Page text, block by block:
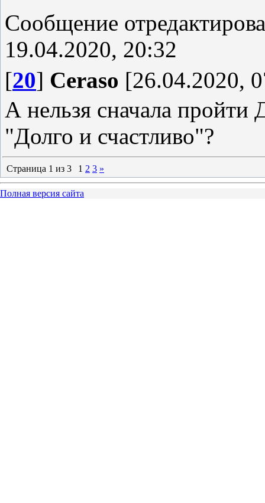
Сообщение
19.04.2020, 20:32
[20] Ceraso [26.04.2020,
А нельзя сначала
"Долго и счастливо"?
Страница 1 из 3 1 2 3 »
Полная версия сайта